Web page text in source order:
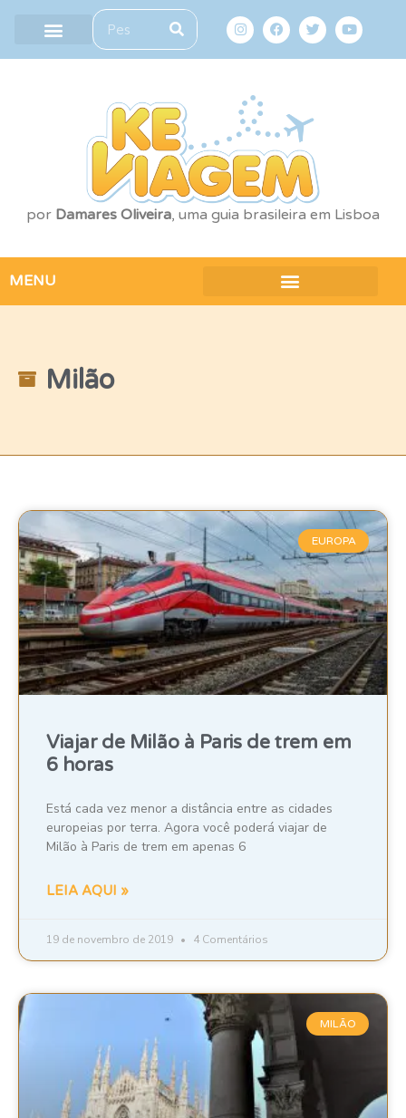
por Damares Oliveira, uma guia brasileira em Lisboa
MENU
Milão
EUROPA
Viajar de Milão à Paris de trem em
6 horas
Está cada vez menor a distância entre as cidades
europeias por terra. Agora você poderá viajar de
Milão à Paris de trem em apenas 6
LEIA AQUI »
19 de novembro de 2019 4 Comentários
MILÃO